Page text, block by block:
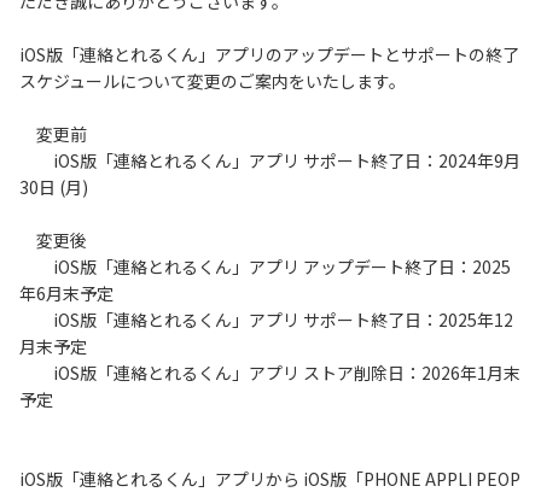
iOS版「連絡とれるくん」アプリのアップデートとサポートの終了
スケジュールについて変更のご案内をいたします。
変更前
iOS版「連絡とれるくん」アプリ サポート終了日：2024年9月
30日 (月)
変更後
iOS版「連絡とれるくん」アプリ アップデート終了日：2025
年6月末予定
iOS版「連絡とれるくん」アプリ サポート終了日：2025年12
月末予定
iOS版「連絡とれるくん」アプリ ストア削除日：2026年1月末
予定
iOS版「連絡とれるくん」アプリから iOS版「PHONE APPLI PEOP